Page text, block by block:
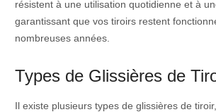
résistent à une utilisation quotidienne et à
garantissant que vos tiroirs restent
nombreuses années.
Types de Glissières de
Il existe plusieurs types de glissières de